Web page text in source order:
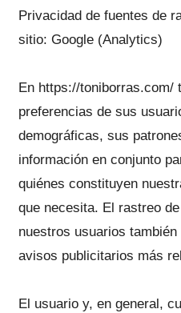
Privacidad de fuentes de
sitio: Google (Analytics)
En https://toniborras.com/
preferencias de sus
demográficas, sus
información en conjunto
quiénes constituyen
que necesita. El rastreo
nuestros usuarios
avisos publicitarios más
El usuario y, en general,